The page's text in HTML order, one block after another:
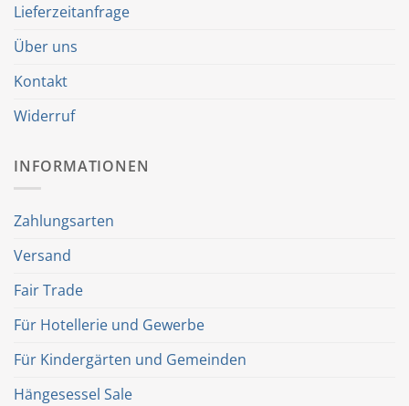
Lieferzeitanfrage
Über uns
Kontakt
Widerruf
INFORMATIONEN
Zahlungsarten
Versand
Fair Trade
Für Hotellerie und Gewerbe
Für Kindergärten und Gemeinden
Hängesessel Sale